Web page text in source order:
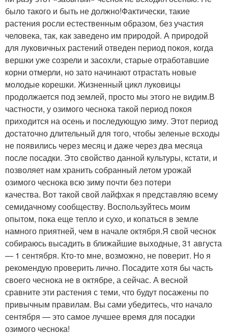
было такого и быть не должно!Фактически, такие
растения росли естественным образом, без участия
человека, так, как заведено им природой. А природой
для луковичных растений отведен период покоя, когда
вершки уже созрели и засохли, старые отработавшие
корни отмерли, но зато начинают отрастать новые
молодые корешки. Жизненный цикл луковицы
продолжается под землей, просто мы этого не видим.В
частности, у озимого чеснока такой период покоя
приходится на осень и последующую зиму. Этот период
достаточно длительный для того, чтобы зеленые всходы
не появились через месяц и даже через два месяца
после посадки. Это свойство данной культуры, кстати, и
позволяет нам хранить собранный летом урожай
озимого чеснока всю зиму почти без потери
качества. Вот такой свой лайфхак я представляю всему
семидачному сообществу. Воспользуйтесь моим
опытом, пока еще тепло и сухо, и копаться в земле
намного приятней, чем в начале октября.Я свой чеснок
собираюсь высадить в ближайшие выходные, 31 августа
— 1 сентября. Кто-то мне, возможно, не поверит. Но я
рекомендую проверить лично. Посадите хотя бы часть
своего чеснока не в октябре, а сейчас. А весной
сравните эти растения с теми, что будут посажены по
привычным правилам. Вы сами убедитесь, что начало
сентября — это самое лучшее время для посадки
озимого чеснока!